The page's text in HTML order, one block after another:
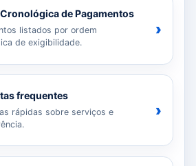
de Pagamentos
listados por ordem
de exigibilidade.
›
frequentes
rápidas sobre serviços e
›